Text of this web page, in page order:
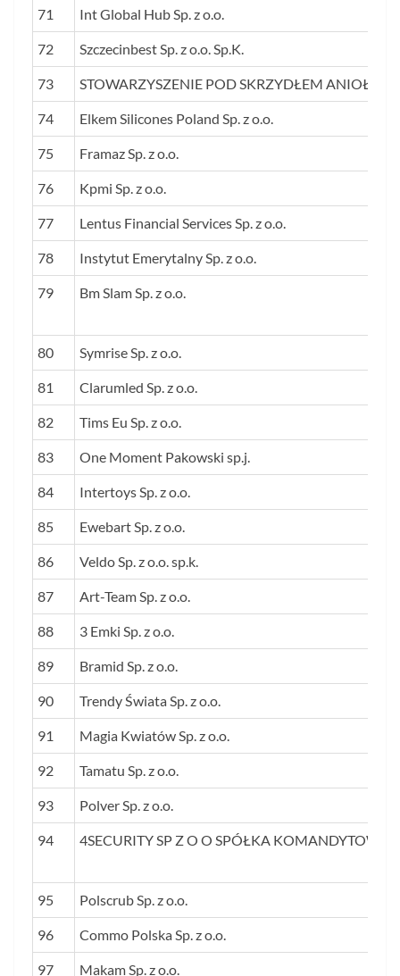
71 Int Global Hub Sp. z o.o.
72 Szczecinbest Sp. z o.o. Sp.K.
73 STOWARZYSZENIE POD SKRZYDŁEM ANIOŁA
74 Elkem Silicones Poland Sp. z o.o.
75 Framaz Sp. z o.o.
76 Kpmi Sp. z o.o.
77 Lentus Financial Services Sp. z o.o.
78 Instytut Emerytalny Sp. z o.o.
79 Bm Slam Sp. z o.o.
80 Symrise Sp. z o.o.
81 Clarumled Sp. z o.o.
82 Tims Eu Sp. z o.o.
83 One Moment Pakowski sp.j.
84 Intertoys Sp. z o.o.
85 Ewebart Sp. z o.o.
86 Veldo Sp. z o.o. sp.k.
87 Art-Team Sp. z o.o.
88 3 Emki Sp. z o.o.
89 Bramid Sp. z o.o.
90 Trendy Świata Sp. z o.o.
91 Magia Kwiatów Sp. z o.o.
92 Tamatu Sp. z o.o.
93 Polver Sp. z o.o.
94 4SECURITY SP Z O O SPÓŁKA KOMANDYTOWA
95 Polscrub Sp. z o.o.
96 Commo Polska Sp. z o.o.
97 Makam Sp. z o.o.